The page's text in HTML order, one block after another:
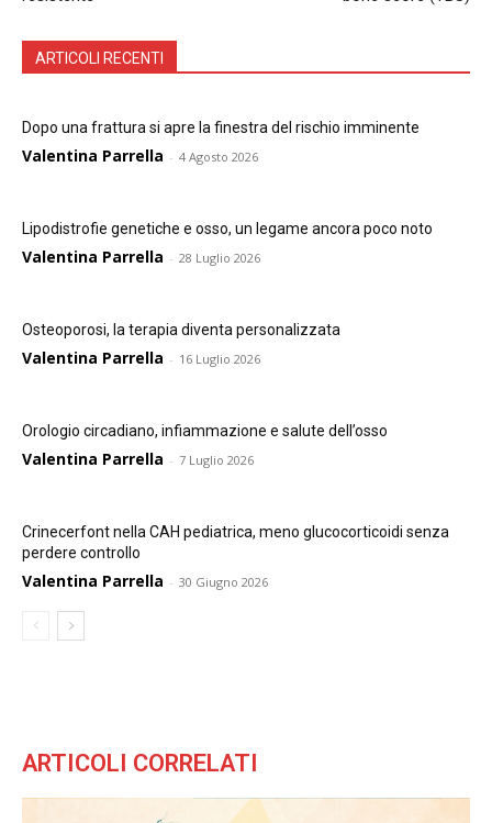
ARTICOLI RECENTI
Dopo una frattura si apre la finestra del rischio imminente
Valentina Parrella - 4 Agosto 2026
Lipodistrofie genetiche e osso, un legame ancora poco noto
Valentina Parrella - 28 Luglio 2026
Osteoporosi, la terapia diventa personalizzata
Valentina Parrella - 16 Luglio 2026
Orologio circadiano, infiammazione e salute dell’osso
Valentina Parrella - 7 Luglio 2026
Crinecerfont nella CAH pediatrica, meno glucocorticoidi senza
perdere controllo
Valentina Parrella - 30 Giugno 2026
ARTICOLI CORRELATI